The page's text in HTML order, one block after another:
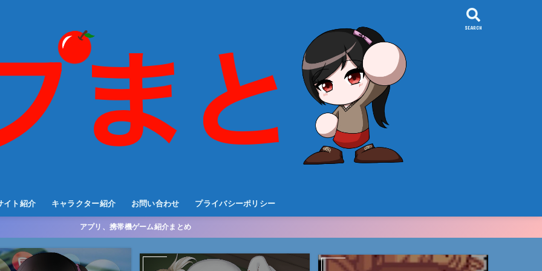
イト紹介 キャラクター紹介 お問い合わせ プライバシーポリシー
SEARCH
アプリ、携帯機ゲーム紹介まとめ